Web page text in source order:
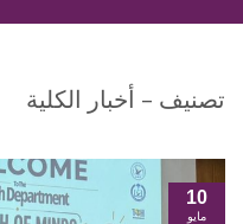
تصنيف – أخبار الكلية
10
مايو